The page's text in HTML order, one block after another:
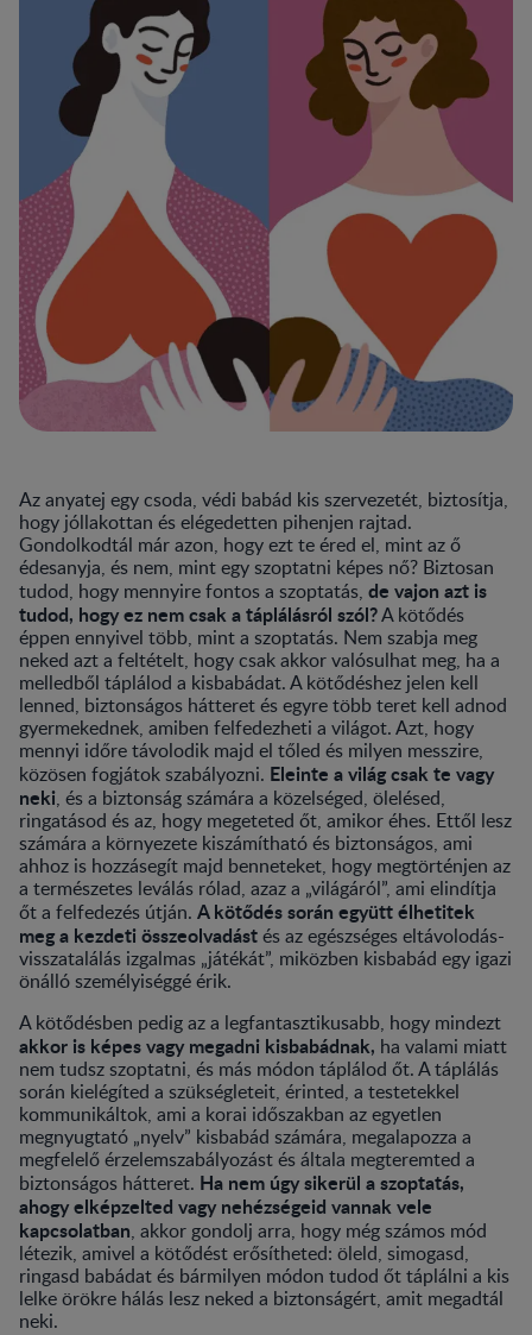
Az anyatej egy csoda, védi babád kis szervezetét, biztosítja,
hogy jóllakottan és elégedetten pihenjen rajtad.
Gondolkodtál már azon, hogy ezt te éred el, mint az ő
édesanyja, és nem, mint egy szoptatni képes nő? Biztosan
tudod, hogy mennyire fontos a szoptatás, de vajon azt is
tudod, hogy ez nem csak a táplálásról szól?A kötődés
éppen ennyivel több, mint a szoptatás. Nem szabja meg
neked azt a feltételt, hogy csak akkor valósulhat meg, ha a
melledből táplálod a kisbabádat. A kötődéshez jelen kell
lenned, biztonságos hátteret és egyre több teret kell adnod
gyermekednek, amiben felfedezheti a világot. Azt, hogy
mennyi időre távolodik majd el tőled és milyen messzire,
közösen fogjátok szabályozni. Eleinte a világ csak te vagy
neki, és a biztonság számára a közelséged, ölelésed,
ringatásod és az, hogy megeteted őt, amikor éhes. Ettől lesz
számára a környezete kiszámítható és biztonságos, ami
ahhoz is hozzásegít majd benneteket, hogy megtörténjen az
a természetes leválás rólad, azaz a „világáról”, ami elindítja
őt a felfedezés útján. A kötődés során együtt élhetitek
meg a kezdeti összeolvadástés az egészséges eltávolodás-
visszatalálás izgalmas „játékát”, miközben kisbabád egy igazi
önálló személyiséggé érik.
A kötődésben pedig az a legfantasztikusabb, hogy mindezt
akkor is képes vagy megadni kisbabádnak, ha valami miatt
nem tudsz szoptatni, és más módon táplálod őt. A táplálás
során kielégíted a szükségleteit, érinted, a testetekkel
kommunikáltok, ami a korai időszakban az egyetlen
megnyugtató „nyelv” kisbabád számára, megalapozza a
megfelelő érzelemszabályozást és általa megteremted a
biztonságos hátteret. Ha nem úgy sikerül a szoptatás,
ahogy elképzelted vagy nehézségeid vannak vele
kapcsolatban, akkor gondolj arra, hogy még számos mód
létezik, amivel a kötődést erősítheted: öleld, simogasd,
ringasd babádat és bármilyen módon tudod őt táplálni a kis
lelke örökre hálás lesz neked a biztonságért, amit megadtál
neki.